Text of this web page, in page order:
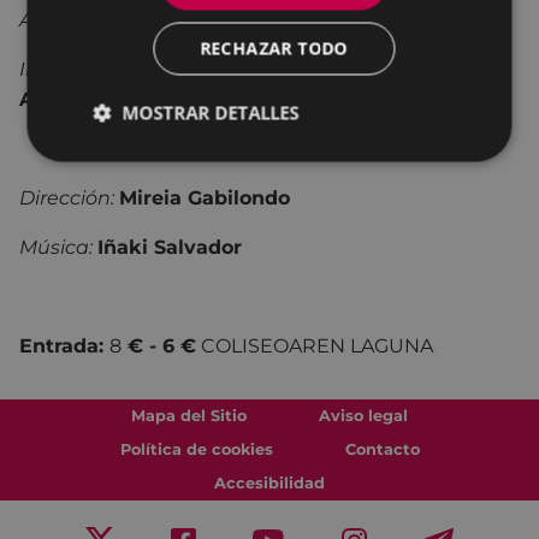
Autor: Luis Elizetxea
Intérpretes:
Mikel Laskurain, Miren Gojenola,
Ander Iruretagoiena, Ane Salvador.
Dirección: Mireia Gabilondo
Música: Iñaki Salvador
Entrada: 8 € - 6 € COLISEOAREN LAGUNA
Mapa del Sitio
Aviso legal
Política de cookies
Contacto
Accesibilidad
RECHAZAR TODO
MOSTRAR DETALLES